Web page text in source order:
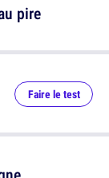
pire
Faire le test